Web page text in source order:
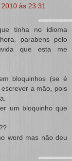
às 23:31
tinha no idioma
parabens pelo
que esta me
bloquinhos (se é
a mão, pois
um bloquinho que
word mas não deu